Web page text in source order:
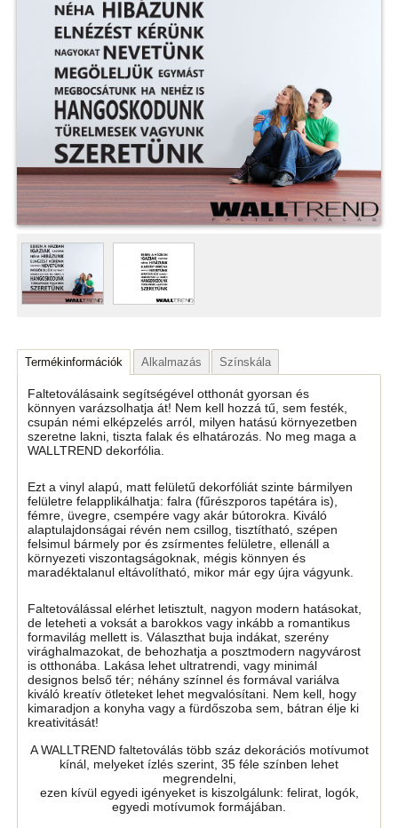
Termékinformációk Alkalmazás Színskála
Faltetoválásaink segítségével otthonát gyorsan és
könnyen varázsolhatja át! Nem kell hozzá tű, sem festék,
csupán némi elképzelés arról, milyen hatású környezetben
szeretne lakni, tiszta falak és elhatározás. No meg maga a
WALLTREND dekorfólia.
Ezt a vinyl alapú, matt felületű dekorfóliát szinte bármilyen
felületre felapplikálhatja: falra (fűrészporos tapétára is),
fémre, üvegre, csempére vagy akár bútorokra. Kiváló
alaptulajdonságai révén nem csillog, tisztítható, szépen
felsimul bármely por és zsírmentes felületre, ellenáll a
környezeti viszontagságoknak, mégis könnyen és
maradéktalanul eltávolítható, mikor már egy újra vágyunk.
Faltetoválással elérhet letisztult, nagyon modern hatásokat,
de leteheti a voksát a barokkos vagy inkább a romantikus
formavilág mellett is. Választhat buja indákat, szerény
virághalmazokat, de behozhatja a posztmodern nagyvárost
is otthonába. Lakása lehet ultratrendi, vagy minimál
designos belső tér; néhány színnel és formával variálva
kiváló kreatív ötleteket lehet megvalósítani. Nem kell, hogy
kimaradjon a konyha vagy a fürdőszoba sem, bátran élje ki
kreativitását!
A WALLTREND faltetoválás több száz dekorációs motívumot
kínál, melyeket ízlés szerint, 35 féle színben lehet
megrendelni,
ezen kívül egyedi igényeket is kiszolgálunk: felirat, logók,
egyedi motívumok formájában.